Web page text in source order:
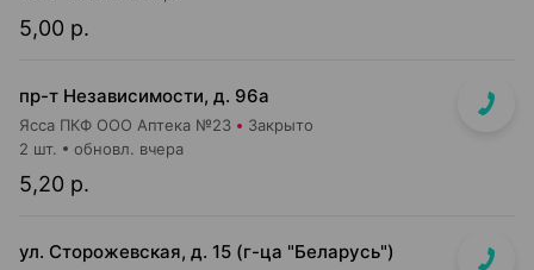
5,00 р.
пр-т Независимости, д. 96а
Ясса ПКФ ООО Аптека №23 Закрыто
5,20 р.
2 шт. обновл. вчера
ул. Сторожевская, д. 15 (г-ца "Беларусь")